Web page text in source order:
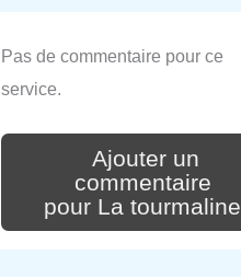
Pas de commentaire pour ce
service.
Ajouter un
commentaire
pour La tourmaline